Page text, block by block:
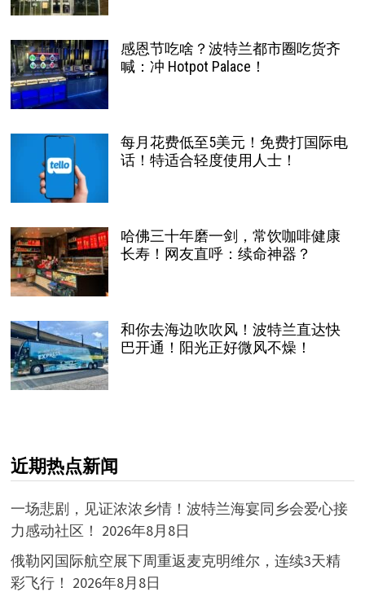
感恩节吃啥？波特兰都市圈吃货齐
喊：冲 Hotpot Palace！
每月花费低至5美元！免费打国际电
话！特适合轻度使用人士！
哈佛三十年磨一剑，常饮咖啡健康
长寿！网友直呼：续命神器？
和你去海边吹吹风！波特兰直达快
巴开通！阳光正好微风不燥！
近期热点新闻
一场悲剧，见证浓浓乡情！波特兰海宴同乡会爱心接
力感动社区！ 2026年8月8日
俄勒冈国际航空展下周重返麦克明维尔，连续3天精
彩飞行！ 2026年8月8日